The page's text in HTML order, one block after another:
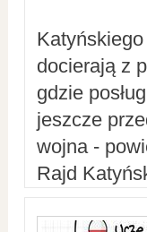
docierają z
gdzie
jeszcze
wojna -
Rajd